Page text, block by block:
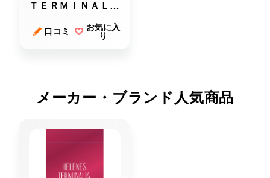
ＴＥＲＭＩＮＡＬＩ
ミナリア）
口コミ
お気に入
り
メーカー・ブランド人気商品